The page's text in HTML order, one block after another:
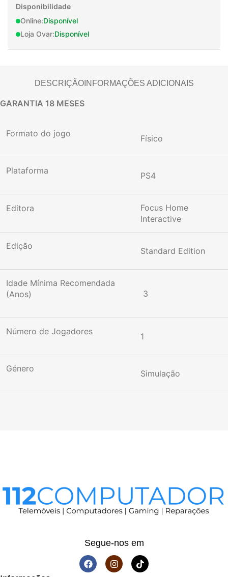
Disponibilidade
Online:Disponível
Loja Ovar:Disponível
DESCRIÇÃOINFORMAÇÕES ADICIONAIS
GARANTIA 18 MESES
Formato do jogo Físico
Plataforma PS4
Editora
Focus Home
Interactive
Edição Standard Edition
Idade Mínima Recomendada
(Anos)
3
Número de Jogadores 1
Género Simulação
Segue-nos em